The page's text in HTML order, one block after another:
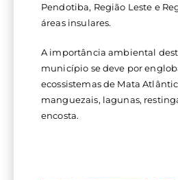
Pendotiba, Região Leste e
áreas insulares.
A importância ambiental
município se deve por
ecossistemas de Mata
manguezais, lagunas,
encosta.